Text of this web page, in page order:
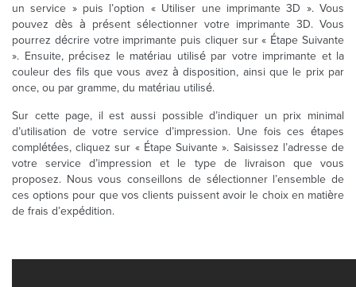
un service » puis l’option « Utiliser une imprimante 3D ». Vous
pouvez dès à présent sélectionner votre imprimante 3D. Vous
pourrez décrire votre imprimante puis cliquer sur « Étape Suivante
». Ensuite, précisez le matériau utilisé par votre imprimante et la
couleur des fils que vous avez à disposition, ainsi que le prix par
once, ou par gramme, du matériau utilisé.
Sur cette page, il est aussi possible d’indiquer un prix minimal
d’utilisation de votre service d’impression. Une fois ces étapes
complétées, cliquez sur « Étape Suivante ». Saisissez l’adresse de
votre service d’impression et le type de livraison que vous
proposez. Nous vous conseillons de sélectionner l’ensemble de
ces options pour que vos clients puissent avoir le choix en matière
de frais d’expédition.